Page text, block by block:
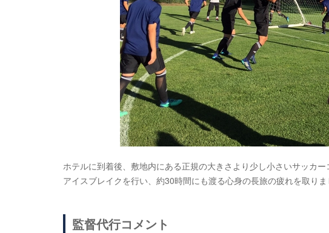
ホテルに到着後、敷地内にある正規の大きさより少し小さいサッカ
アイスブレイクを行い、約30時間にも渡る心身の長旅の疲れを取りま
監督代行コメント